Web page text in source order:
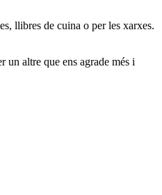
llibres de cuina o per les xarxes.
un altre que ens agrade més i